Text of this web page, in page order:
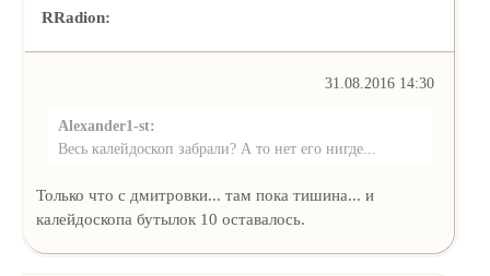
RRadion:
31.08.2016 14:30
Alexander1-st:
Весь калейдоскоп забрали? А то нет его нигде...
Только что с дмитровки... там пока тишина... и
калейдоскопа бутылок 10 оставалось.